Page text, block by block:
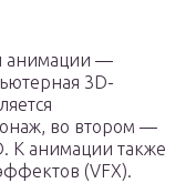
анимации —
3D-
во втором —
К анимации также
(VFX).